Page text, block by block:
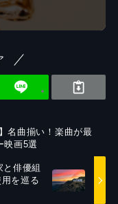
名曲揃い！楽曲が最
映画5選
俳優組
を巡る